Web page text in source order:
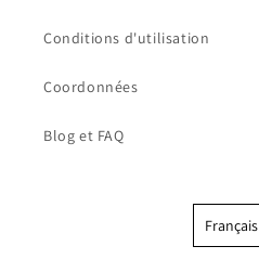
Conditions d'utilisation
Coordonnées
Blog et FAQ
Français